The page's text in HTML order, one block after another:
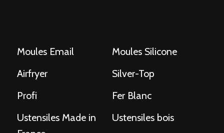
Moules Email
Moules Silicone
Airfryer
Silver-Top
Profi
Fer Blanc
Ustensiles Made in
Ustensiles bois